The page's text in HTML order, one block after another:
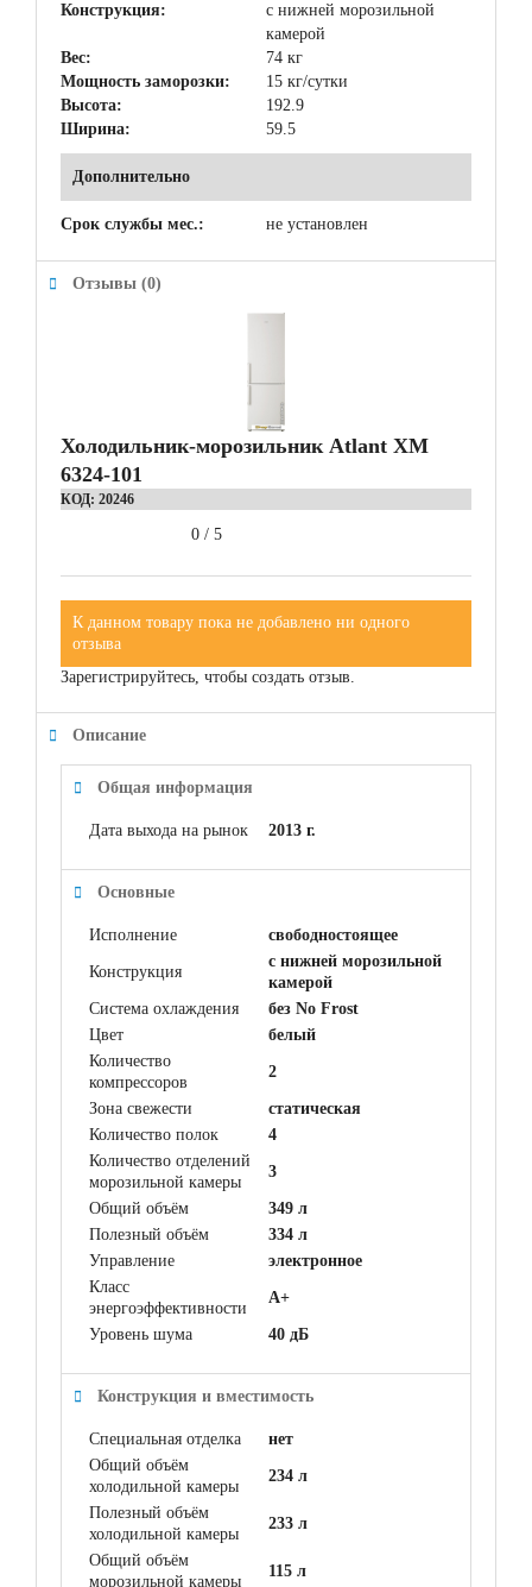
Конструкция:
с нижней морозильной
камерой
Вес:
74 кг
Мощность заморозки:
15 кг/сутки
Высота:
192.9
Ширина:
59.5
Дополнительно
Срок службы мес.: не установлен
Отзывы (0)
Холодильник-морозильник Atlant ХМ
6324-101
КОД: 20246
0 / 5
К данном товару пока не добавлено ни одного
отзыва
Зарегистрируйтесь, чтобы создать отзыв.
Описание
Общая информация
Дата выхода на рынок 2013 г.
Основные
Исполнение свободностоящее
Конструкция
с нижней морозильной
камерой
Система охлаждения
без No Frost
Цвет
белый
Количество
компрессоров
2
Зона свежести
статическая
Количество полок
4
Количество отделений
морозильной камеры
3
Общий объём
349 л
Полезный объём
334 л
Управление
электронное
Класс
энергоэффективности
A+
Уровень шума 40 дБ
Конструкция и вместимость
Специальная отделка
нет
Общий объём
холодильной камеры
234 л
Полезный объём
холодильной камеры
233 л
Общий объём
морозильной камеры
115 л